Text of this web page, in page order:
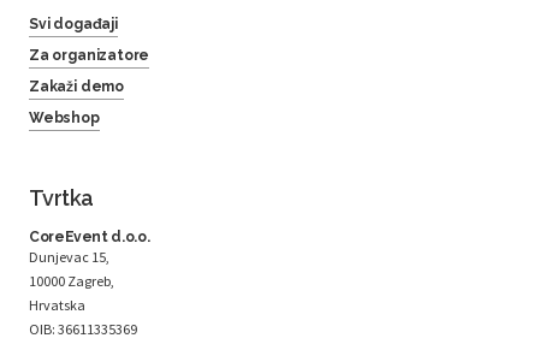
Svi događaji
Za organizatore
Zakaži demo
Webshop
Tvrtka
CoreEvent d.o.o.
Dunjevac 15,
10000 Zagreb,
Hrvatska
OIB: 36611335369